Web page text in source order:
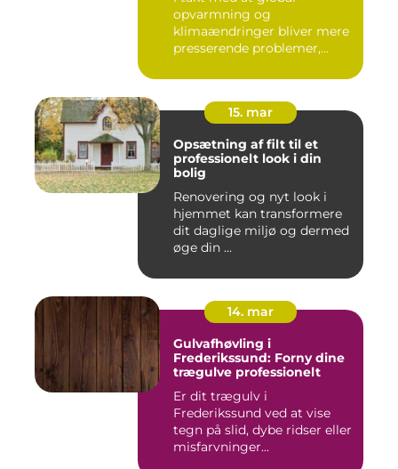
opvarmning og
klimaændringer bliver mere
presserende problemer,
15. mar
Opsætning af filt til et
professionelt look i din
bolig
Renovering og nyt look i
hjemmet kan transformere
dit daglige miljø og dermed
øge din ...
14. mar
Gulvafhøvling i
Frederikssund: Forny dine
trægulve professionelt
Er dit trægulv i
Frederikssund ved at vise
tegn på slid, dybe ridser eller
misfarvninger...